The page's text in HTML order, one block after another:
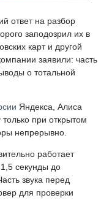
ответ на разбор
заподозрил их в
карт и другой
заявили: часть
о тотальной
Яндекса, Алиса
при открытом
непрерывно.
работает
секунды до
звука перед
для проверки